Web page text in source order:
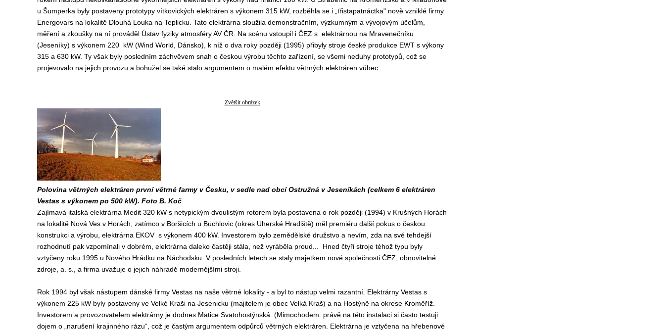
u Šumperka byly postaveny prototypy vítkovických elektráren s výkonem 315 kW, rozběhla se i „třistapatnáctka" nově vzniklé firmy
Energovars na lokalitě Dlouhá Louka na Teplicku. Tato elektrárna sloužila demonstračním, výzkumným a vývojovým účelům,
měření a zkoušky na ní prováděl Ústav fyziky atmosféry AV ČR. Na scénu vstoupil i ČEZ s elektrárnou na Mravenečníku
(Jeseníky) s výkonem 220 kW (Wind World, Dánsko), k níž o dva roky později (1995) přibyly stroje české produkce EWT s výkony
315 a 630 kW. Ty však byly posledním záchvěvem snah o českou výrobu těchto zařízení, se všemi neduhy prototypů, což se
projevovalo na jejich provozu a bohužel se také stalo argumentem o malém efektu větrných elektráren vůbec.
Zvětšit obrázek
Polovina větrných elektráren první větrné farmy v Česku, v sedle nad obcí Ostružná v Jeseníkách (celkem 6 elektráren
Vestas s výkonem po 500 kW). Foto B. Koč
Zajímavá italská elektrárna Medit 320 kW s netypickým dvoulistým rotorem byla postavena o rok později (1994) v Krušných Horách
na lokalitě Nová Ves v Horách, zatímco v Boršicích u Buchlovic (okres Uherské Hradiště) měl premiéru další pokus o českou
konstrukci a výrobu, elektrárna EKOV s výkonem 400 kW. Investorem bylo zemědělské družstvo a nevím, zda na své tehdejší
rozhodnutí pak vzpomínali v dobrém, elektrárna daleko častěji stála, než vyráběla proud... Hned čtyři stroje téhož typu byly
vztyčeny roku 1995 u Nového Hrádku na Náchodsku. V posledních letech se staly majetkem nové společnosti ČEZ, obnovitelné
zdroje, a. s., a firma uvažuje o jejich náhradě modernějšími stroji.
Rok 1994 byl však nástupem dánské firmy Vestas na naše větrné lokality - a byl to nástup velmi razantní. Elektrárny Vestas s
výkonem 225 kW byly postaveny ve Velké Kraši na Jesenicku (majitelem je obec Velká Kraš) a na Hostýně na okrese Kroměříž.
Investorem a provozovatelem elektrárny je dodnes Matice Svatohostýnská. (Mimochodem: právě na této instalaci si často testuji
dojem o „narušení krajinného rázu“, což je častým argumentem odpůrců větrných elektráren. Elektrárna je vztyčena na hřebenové